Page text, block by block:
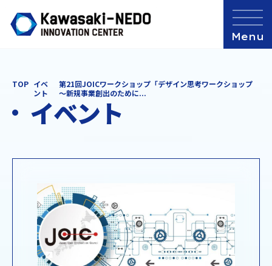
TOP イベ
ント
第21回JOICワークショップ「デザイン思考ワークショップ
～新規事業創出のために...
イベント